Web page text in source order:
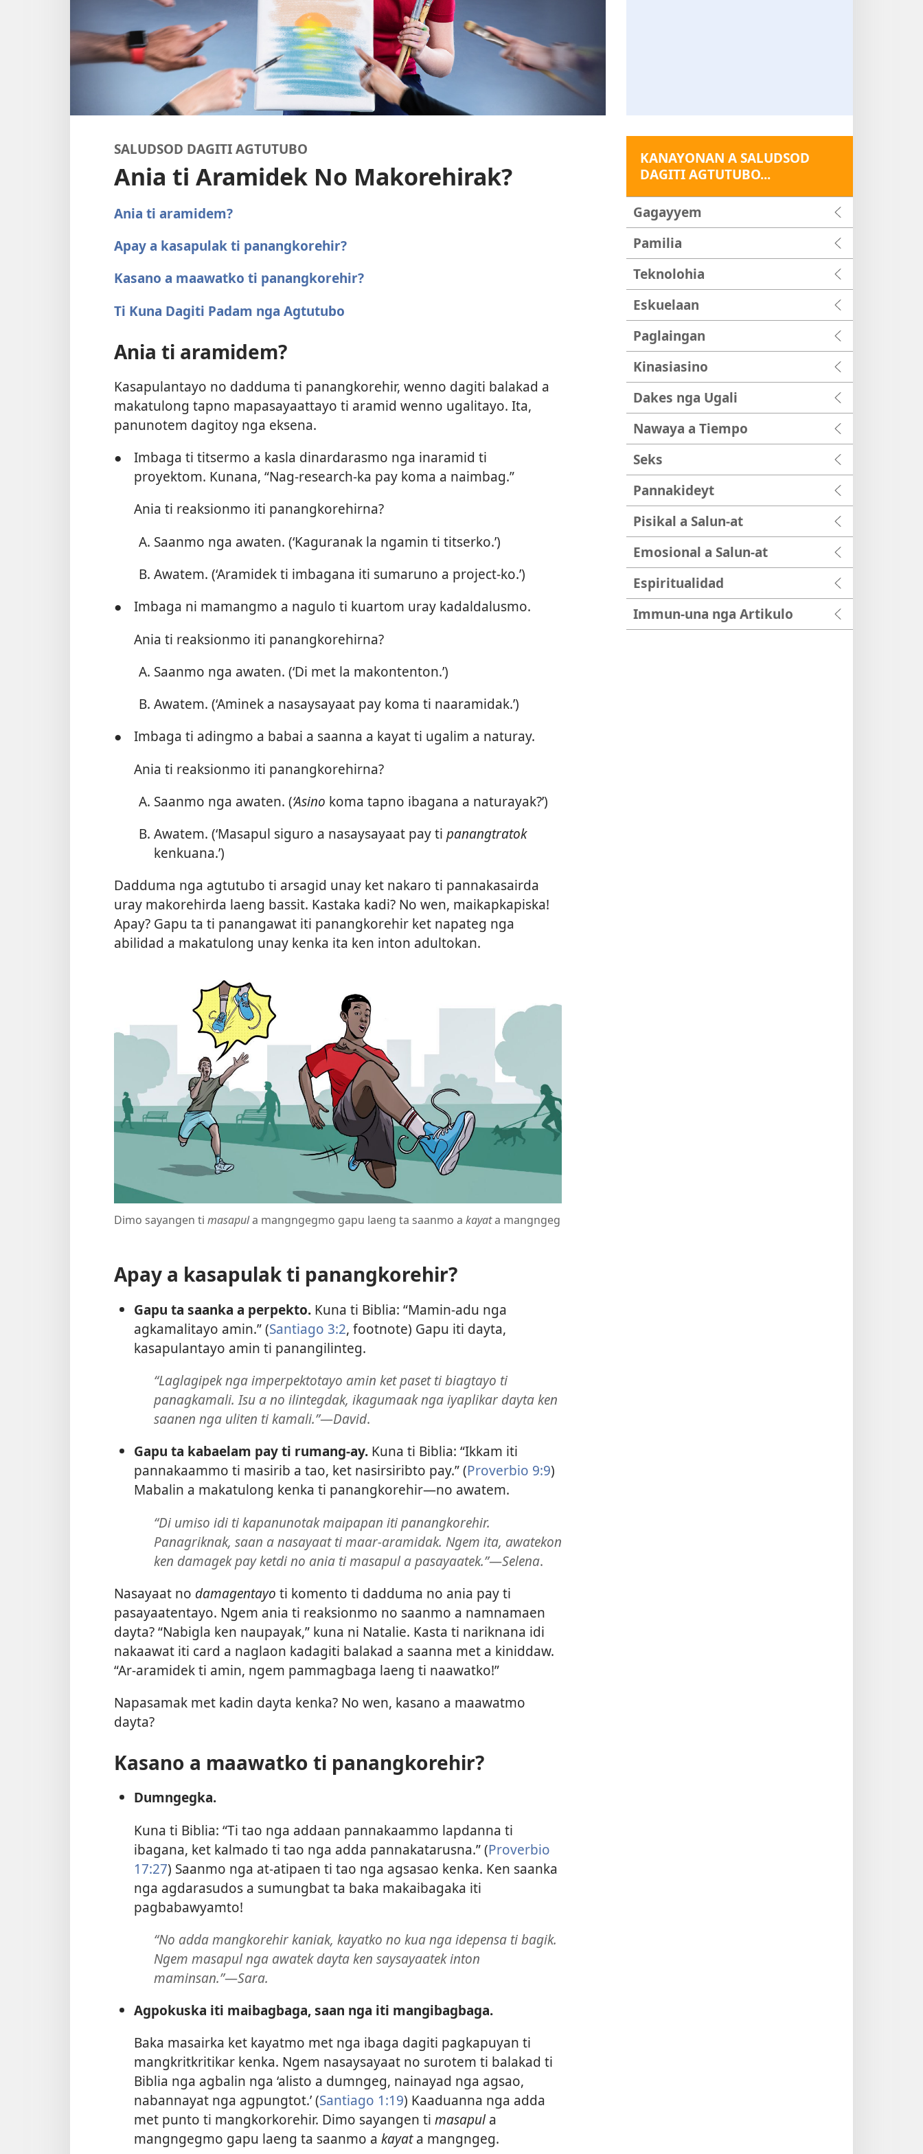
SALUDSOD DAGITI AGTUTUBO
Ania ti Aramidek No Makorehirak?
Ania ti aramidem?
Apay a kasapulak ti panangkorehir?
Kasano a maawatko ti panangkorehir?
Ti Kuna Dagiti Padam nga Agtutubo
Ania ti aramidem?
Kasapulantayo no dadduma ti panangkorehir, wenno dagiti balakad a
makatulong tapno mapasayaattayo ti aramid wenno ugalitayo. Ita,
panunotem dagitoy nga eksena.
●
Imbaga ti titsermo a kasla dinardarasmo nga inaramid ti
proyektom. Kunana, “Nag-research-ka pay koma a naimbag.”
Ania ti reaksionmo iti panangkorehirna?
Saanmo nga awaten. (‘Kaguranak la ngamin ti titserko.’)
Awatem. (‘Aramidek ti imbagana iti sumaruno a project-ko.’)
●
Imbaga ni mamangmo a nagulo ti kuartom uray kadaldalusmo.
Ania ti reaksionmo iti panangkorehirna?
Saanmo nga awaten. (‘Di met la makontenton.’)
Awatem. (‘Aminek a nasaysayaat pay koma ti naaramidak.’)
●
Imbaga ti adingmo a babai a saanna a kayat ti ugalim a naturay.
Ania ti reaksionmo iti panangkorehirna?
Saanmo nga awaten. (‘Asino koma tapno ibagana a naturayak?’)
Awatem. (‘Masapul siguro a nasaysayaat pay ti panangtratok
kenkuana.’)
Dadduma nga agtutubo ti arsagid unay ket nakaro ti pannakasairda
uray makorehirda laeng bassit. Kastaka kadi? No wen, maikapkapiska!
Apay? Gapu ta ti panangawat iti panangkorehir ket napateg nga
abilidad a makatulong unay kenka ita ken inton adultokan.
Dimo sayangen ti masapula mangngegmo gapu laeng ta saanmo a kayata mangngeg
Apay a kasapulak ti panangkorehir?
Gapu ta saanka a perpekto.Kuna ti Biblia: “Mamin-adu nga
agkamalitayo amin.” (Santiago 3:2, footnote) Gapu iti dayta,
kasapulantayo amin ti panangilinteg.
“Laglagipek nga imperpektotayo amin ket paset ti biagtayo ti
panagkamali. Isu a no ilintegdak, ikagumaak nga iyaplikar dayta ken
saanen nga uliten ti kamali.”—David.
Gapu ta kabaelam pay ti rumang-ay.Kuna ti Biblia: “Ikkam iti
pannakaammo ti masirib a tao, ket nasirsiribto pay.” (Proverbio 9:9)
Mabalin a makatulong kenka ti panangkorehir—no awatem.
“Di umiso idi ti kapanunotak maipapan iti panangkorehir.
Panagriknak, saan a nasayaat ti maar-aramidak. Ngem ita, awatekon
ken damagek pay ketdi no ania ti masapul a pasayaatek.”—Selena.
Nasayaat no damagentayo ti komento ti dadduma no ania pay ti
pasayaatentayo. Ngem ania ti reaksionmo no saanmo a namnamaen
dayta? “Nabigla ken naupayak,” kuna ni Natalie. Kasta ti nariknana idi
nakaawat iti card a naglaon kadagiti balakad a saanna met a kiniddaw.
“Ar-aramidek ti amin, ngem pammagbaga laeng ti naawatko!”
Napasamak met kadin dayta kenka? No wen, kasano a maawatmo
dayta?
Kasano a maawatko ti panangkorehir?
Dumngegka.
Kuna ti Biblia: “Ti tao nga addaan pannakaammo lapdanna ti
ibagana, ket kalmado ti tao nga adda pannakatarusna.” (Proverbio
17:27) Saanmo nga at-atipaen ti tao nga agsasao kenka. Ken saanka
nga agdarasudos a sumungbat ta baka makaibagaka iti
pagbabawyamto!
“No adda mangkorehir kaniak, kayatko no kua nga idepensa ti bagik.
Ngem masapul nga awatek dayta ken saysayaatek inton
maminsan.”—Sara.
Agpokuska iti maibagbaga, saan nga iti mangibagbaga.
Baka masairka ket kayatmo met nga ibaga dagiti pagkapuyan ti
mangkritkritikar kenka. Ngem nasaysayaat no surotem ti balakad ti
Biblia nga agbalin nga ‘alisto a dumngeg, nainayad nga agsao,
nabannayat nga agpungtot.’ (Santiago 1:19) Kaaduanna nga adda
met punto ti mangkorkorehir. Dimo sayangen ti masapula
mangngegmo gapu laeng ta saanmo a kayata mangngeg.
KANAYONAN A SALUDSOD
DAGITI AGTUTUBO...
Gagayyem
Pamilia
Teknolohia
Eskuelaan
Paglaingan
Kinasiasino
Dakes nga Ugali
Nawaya a Tiempo
Seks
Pannakideyt
Pisikal a Salun-at
Emosional a Salun-at
Espiritualidad
Immun-una nga Artikulo